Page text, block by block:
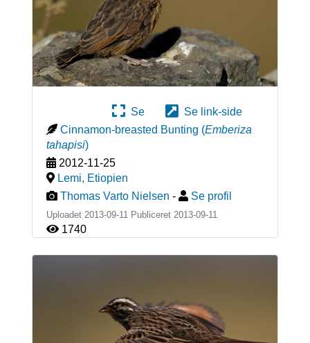
Se
Se link-side
Cinnamon-breasted Bunting (Emberiza
tahapisi)
2012-11-25
Lemi, Etiopien
Thomas Varto Nielsen - Se profil
Uploadet 2013-09-11 Publiceret 2013-09-11
1740